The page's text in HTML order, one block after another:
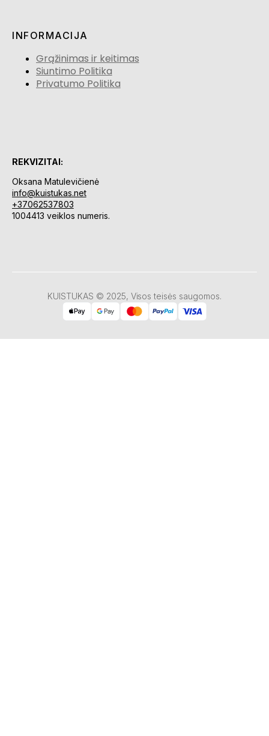
INFORMACIJA
Grąžinimas ir keitimas
Siuntimo Politika
Privatumo Politika
REKVIZITAI:
Oksana Matulevičienė
info@kuistukas.net
+37062537803
1004413 veiklos numeris.
KUISTUKAS © 2025, Visos teisės saugomos.